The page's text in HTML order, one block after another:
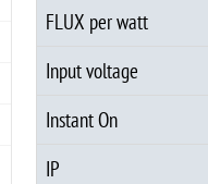
FLUX per watt
Input voltage
Instant On
IP